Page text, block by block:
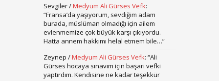
Sevgiler/Medyum Ali Gürses Vefk:
“Fransa’da yaşıyorum, sevdiğim adam
burada, müslüman olmadığı için ailem
evlenmemize çok büyük karşı çıkıyordu.
Hatta annem hakkımı helal etmem bile…”
Zeynep /Medyum Ali Gürses Vefk: “Ali
Gürses hocaya sınavım için başarı vefki
yaptırdım. Kendisine ne kadar teşekkür